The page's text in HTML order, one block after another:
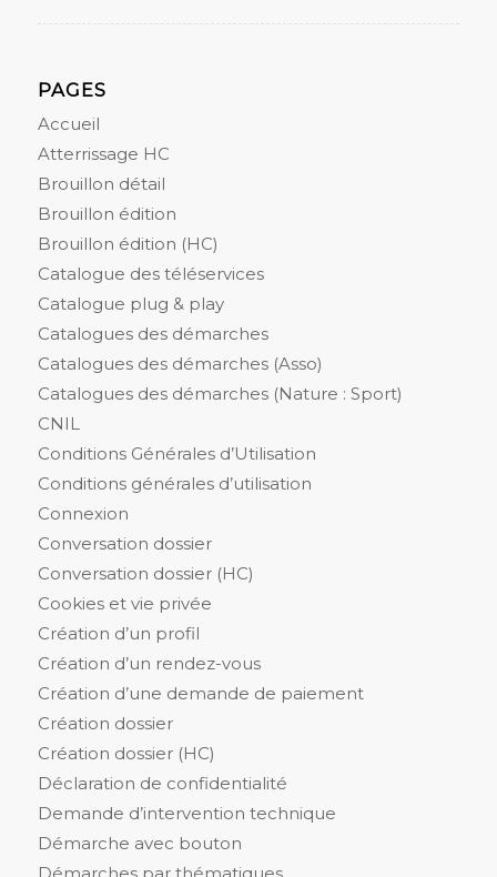
PAGES
Accueil
Atterrissage HC
Brouillon détail
Brouillon édition
Brouillon édition (HC)
Catalogue des téléservices
Catalogue plug & play
Catalogues des démarches
Catalogues des démarches (Asso)
Catalogues des démarches (Nature : Sport)
CNIL
Conditions Générales d’Utilisation
Conditions générales d’utilisation
Connexion
Conversation dossier
Conversation dossier (HC)
Cookies et vie privée
Création d’un profil
Création d’un rendez-vous
Création d’une demande de paiement
Création dossier
Création dossier (HC)
Déclaration de confidentialité
Demande d’intervention technique
Démarche avec bouton